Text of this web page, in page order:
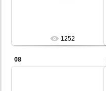
1252
08